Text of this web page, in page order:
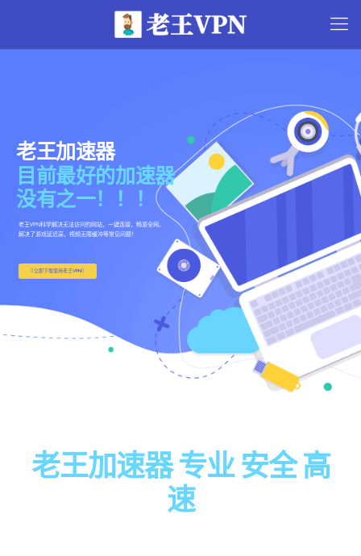
老王加速器
目前最好的加速器
没有之一！！！
老王VPN科学解决无法访问的网站，一键连接，畅游全网。
解决了游戏延迟高，视频无限缓冲等常见问题！
立即下载使用老王VPN
老王加速器 专业 安全 高
速